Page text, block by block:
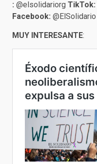
: @elsolidariorg TikTok:
Facebook: @ElSolidario
MUY INTERESANTE: